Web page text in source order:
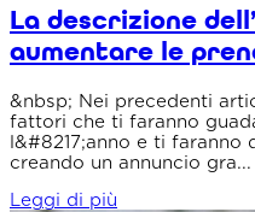
La descrizione
aumentare le
&nbsp; Nei precedenti
fattori che ti faranno
l&#8217;anno e ti faranno
creando un annuncio gra...
Leggi di più